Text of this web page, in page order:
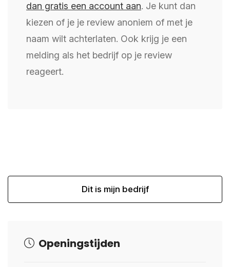
dan gratis een account aan. Je kunt dan
kiezen of je je review anoniem of met je
naam wilt achterlaten. Ook krijg je een
melding als het bedrijf op je review
reageert.
Dit is mijn bedrijf
Openingstijden